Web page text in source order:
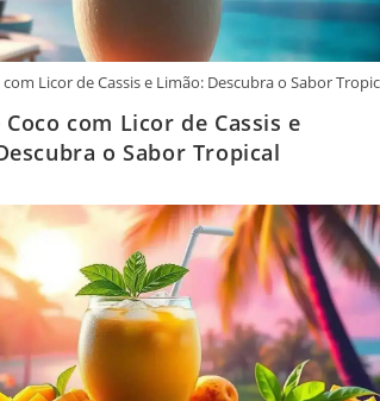
Licor de Cassis e Limão: Descubra o Sabor
Coco com Licor de Cassis e
o Sabor Tropical